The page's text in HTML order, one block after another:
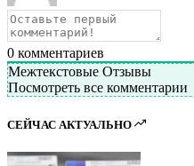
0 комментариев
Межтекстовые Отзывы
Посмотреть все комментарии
СЕЙЧАС АКТУАЛЬНО